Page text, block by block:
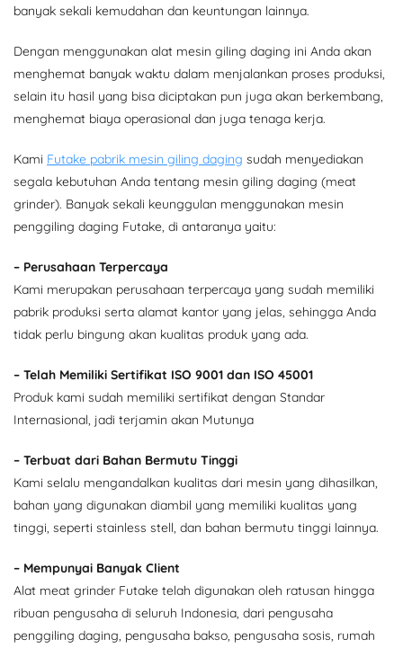
banyak sekali kemudahan dan keuntungan lainnya.
Dengan menggunakan alat mesin giling daging ini Anda akan
menghemat banyak waktu dalam menjalankan proses produksi,
selain itu hasil yang bisa diciptakan pun juga akan berkembang,
menghemat biaya operasional dan juga tenaga kerja.
Kami Futake pabrik mesin giling daging sudah menyediakan
segala kebutuhan Anda tentang mesin giling daging (meat
grinder). Banyak sekali keunggulan menggunakan mesin
penggiling daging Futake, di antaranya yaitu:
– Perusahaan Terpercaya
Kami merupakan perusahaan terpercaya yang sudah memiliki
pabrik produksi serta alamat kantor yang jelas, sehingga Anda
tidak perlu bingung akan kualitas produk yang ada.
– Telah Memiliki Sertifikat ISO 9001 dan ISO 45001
Produk kami sudah memiliki sertifikat dengan Standar
Internasional, jadi terjamin akan Mutunya
– Terbuat dari Bahan Bermutu Tinggi
Kami selalu mengandalkan kualitas dari mesin yang dihasilkan,
bahan yang digunakan diambil yang memiliki kualitas yang
tinggi, seperti stainless stell, dan bahan bermutu tinggi lainnya.
– Mempunyai Banyak Client
Alat meat grinder Futake telah digunakan oleh ratusan hingga
ribuan pengusaha di seluruh Indonesia, dari pengusaha
penggiling daging, pengusaha bakso, pengusaha sosis, rumah